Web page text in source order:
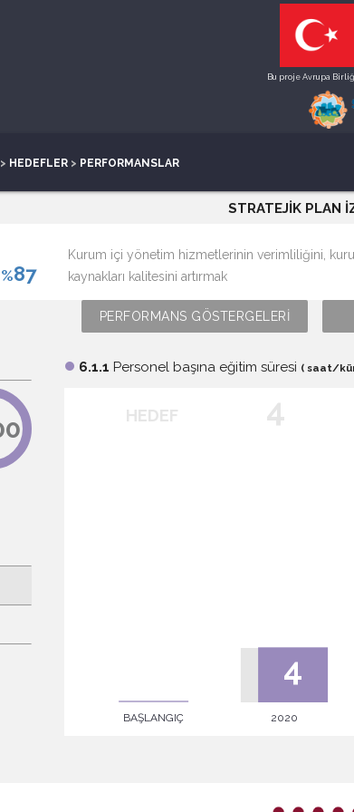
Bu proje Avrupa
> HEDEFLER > PERFORMANSLAR
STRATEJİK PLAN
%87
Kurum içi yönetim hizmetlerinin verimliliğini,
kaynakları kalitesini artırmak
PERFORMANS GÖSTERGELERİ
brightness_1 6.1.1 Personel başına eğitim süresi ( saat/